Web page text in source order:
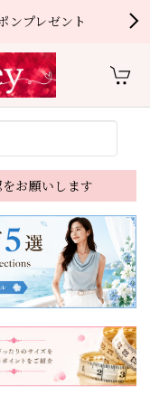
ンプレゼント
お願いします